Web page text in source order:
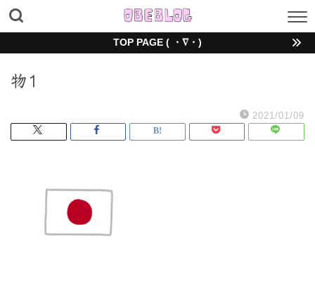
TOP PAGE ( ・∇・)
物1
2021/01/09